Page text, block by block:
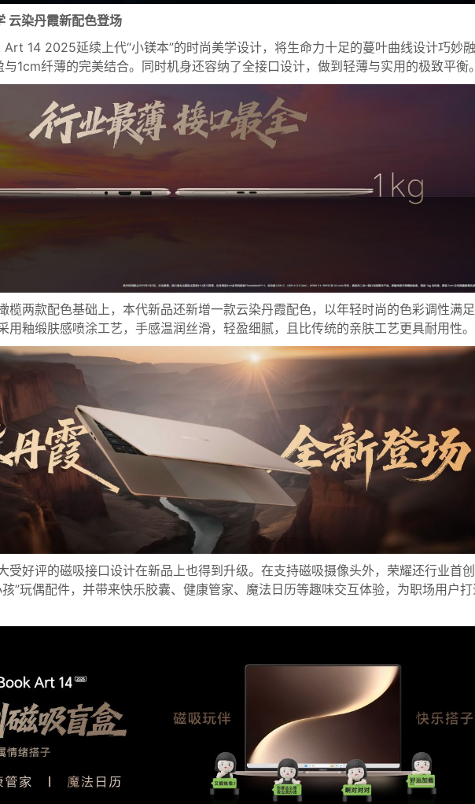
云染丹霞新配色登场
14 2025延续上代“小镁本”的时尚美学设计，将生命力十足的蔓叶曲线设计巧妙融
与1cm纤薄的完美结合。同时机身还容纳了全接口设计，做到轻薄与实用的极致平衡
榄两款配色基础上，本代新品还新增一款云染丹霞配色，以年轻时尚的色彩调性满
用釉缎肤感喷涂工艺，手感温润丝滑，轻盈细腻，且比传统的亲肤工艺更具耐用性。
受好评的磁吸接口设计在新品上也得到升级。在支持磁吸摄像头外，荣耀还行业首
”玩偶配件，并带来快乐胶囊、健康管家、魔法日历等趣味交互体验，为职场用户